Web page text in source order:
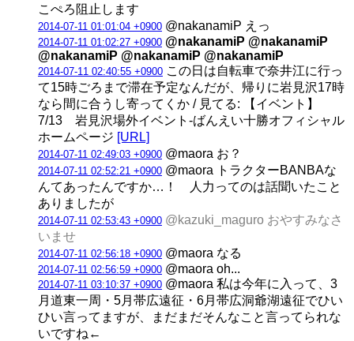
こぺろ阻止します
2014-07-11 01:01:04 +0900 @nakanamiP えっ
2014-07-11 01:02:27 +0900 @nakanamiP @nakanamiP
@nakanamiP @nakanamiP @nakanamiP
2014-07-11 02:40:55 +0900 この日は自転車で奈井江に行っ
て15時ごろまで滞在予定なんだが、帰りに岩見沢17時
なら間に合うし寄ってくか / 見てる: 【イベント】
7/13 岩見沢場外イベント-ばんえい十勝オフィシャル
ホームページ [URL]
2014-07-11 02:49:03 +0900 @maora お？
2014-07-11 02:52:21 +0900 @maora トラクターBANBAな
んてあったんですか…！ 人力ってのは話聞いたこと
ありましたが
2014-07-11 02:53:43 +0900 @kazuki_maguro おやすみなさ
いませ
2014-07-11 02:56:18 +0900 @maora なる
2014-07-11 02:56:59 +0900 @maora oh...
2014-07-11 03:10:37 +0900 @maora 私は今年に入って、3
月道東一周・5月帯広遠征・6月帯広洞爺湖遠征でひい
ひい言ってますが、まだまだそんなこと言ってられな
いですね←